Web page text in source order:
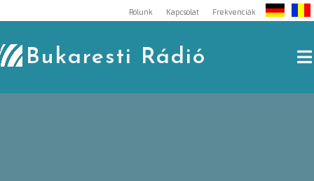
to
content
Rólunk Kapcsolat Frekvenciák
Bukaresti Rádió